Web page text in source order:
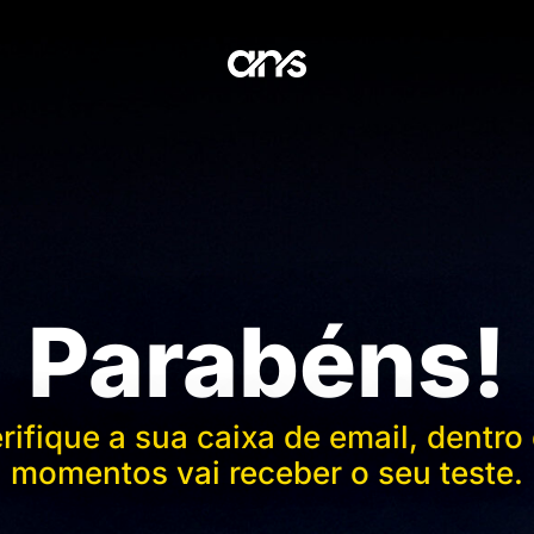
Parabéns!
a sua caixa de email, dentro
momentos vai receber o seu teste.